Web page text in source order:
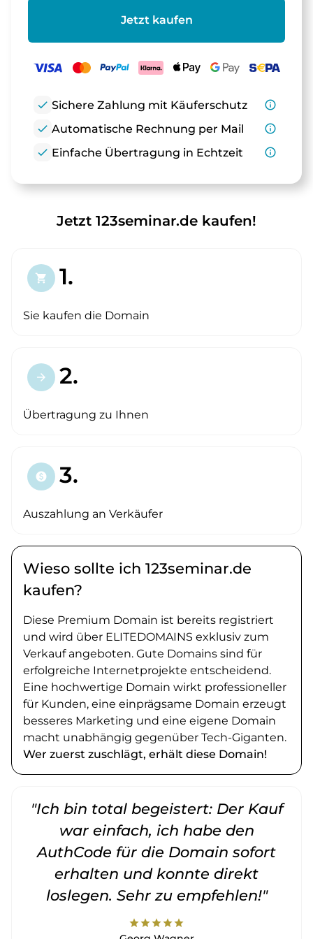
Jetzt kaufen
check Sichere Zahlung mit Käuferschutz
info_outline
check Automatische Rechnung per Mail
info_outline
check Einfache Übertragung in Echtzeit info_outline
Jetzt 123seminar.de kaufen!
shopping_cart 1.
Sie kaufen die Domain
arrow_forward 2.
Übertragung zu Ihnen
paid 3.
Auszahlung an Verkäufer
Wieso sollte ich 123seminar.de
kaufen?
Diese Premium Domain ist bereits registriert
und wird über ELITEDOMAINS exklusiv zum
Verkauf angeboten. Gute Domains sind für
erfolgreiche Internetprojekte entscheidend.
Eine hochwertige Domain wirkt professioneller
für Kunden, eine einprägsame Domain erzeugt
besseres Marketing und eine eigene Domain
macht unabhängig gegenüber Tech-Giganten.
Wer zuerst zuschlägt, erhält diese Domain!
"Ich bin total begeistert: Der Kauf
war einfach, ich habe den
AuthCode für die Domain sofort
erhalten und konnte direkt
loslegen. Sehr zu empfehlen!"
starstarstarstarstar